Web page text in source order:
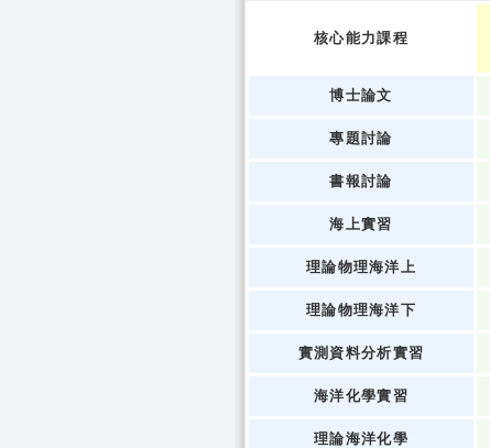
核心能力課程
博士論文
專題討論
書報討論
海上實習
理論物理海洋上
理論物理海洋下
實測資料分析實習
海洋化學實習
理論海洋化學